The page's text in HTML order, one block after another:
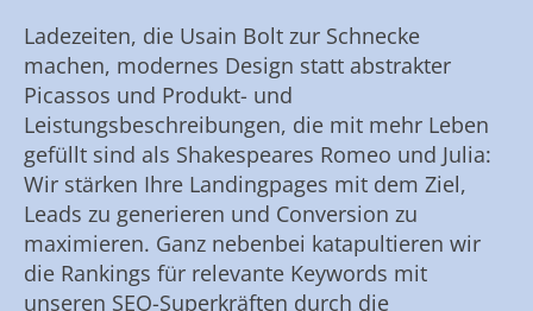
Ladezeiten, die Usain Bolt zur Schnecke
machen, modernes Design statt abstrakter
Picassos und Produkt- und
Leistungsbeschreibungen, die mit mehr Leben
gefüllt sind als Shakespeares Romeo und Julia:
Wir stärken Ihre Landingpages mit dem Ziel,
Leads zu generieren und Conversion zu
maximieren. Ganz nebenbei katapultieren wir
die Rankings für relevante Keywords mit
unseren SEO-Superkräften durch die